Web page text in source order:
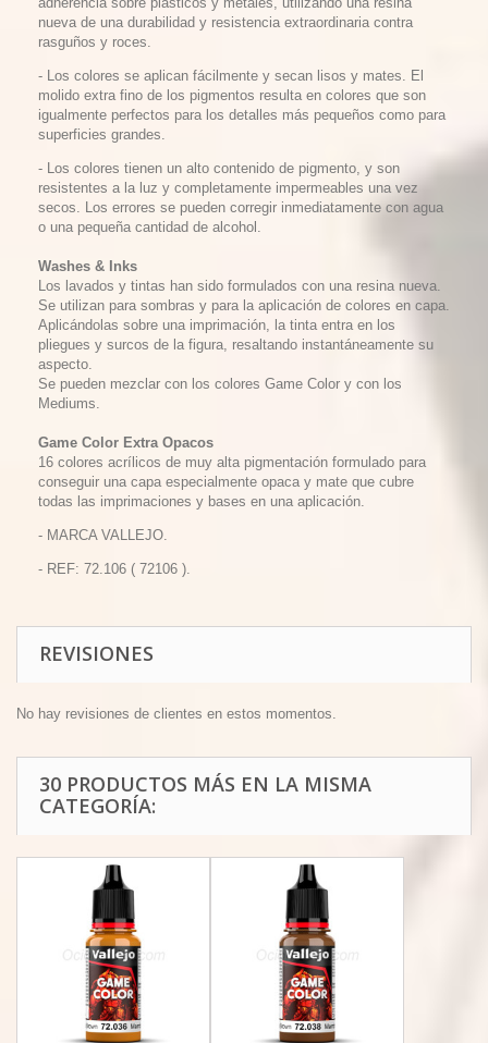
nueva de una durabilidad y resistencia extraordinaria contra
rasguños y roces.
- Los colores se aplican fácilmente y secan lisos y mates. El
molido extra fino de los pigmentos resulta en colores que son
igualmente perfectos para los detalles más pequeños como para
superficies grandes.
- Los colores tienen un alto contenido de pigmento, y son
resistentes a la luz y completamente impermeables una vez
secos. Los errores se pueden corregir inmediatamente con agua
o una pequeña cantidad de alcohol.
Washes & Inks
Los lavados y tintas han sido formulados con una resina nueva.
Se utilizan para sombras y para la aplicación de colores en capa.
Aplicándolas sobre una imprimación, la tinta entra en los
pliegues y surcos de la figura, resaltando instantáneamente su
aspecto.
Se pueden mezclar con los colores Game Color y con los
Mediums.
Game Color Extra Opacos
16 colores acrílicos de muy alta pigmentación formulado para
conseguir una capa especialmente opaca y mate que cubre
todas las imprimaciones y bases en una aplicación.
- MARCA VALLEJO.
- REF: 72.106 ( 72106 ).
REVISIONES
No hay revisiones de clientes en estos momentos.
30 PRODUCTOS MÁS EN LA MISMA
CATEGORÍA: